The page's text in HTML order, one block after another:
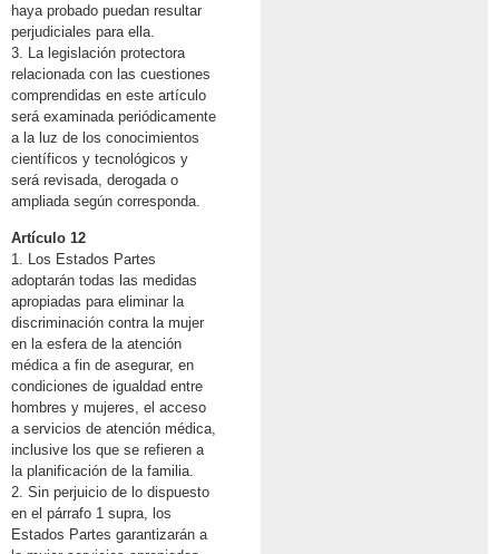
haya probado puedan resultar
perjudiciales para ella.
3. La legislación protectora
relacionada con las cuestiones
comprendidas en este artículo
será examinada periódicamente
a la luz de los conocimientos
científicos y tecnológicos y
será revisada, derogada o
ampliada según corresponda.
Artículo 12
1. Los Estados Partes
adoptarán todas las medidas
apropiadas para eliminar la
discriminación contra la mujer
en la esfera de la atención
médica a fin de asegurar, en
condiciones de igualdad entre
hombres y mujeres, el acceso
a servicios de atención médica,
inclusive los que se refieren a
la planificación de la familia.
2. Sin perjuicio de lo dispuesto
en el párrafo 1 supra, los
Estados Partes garantizarán a